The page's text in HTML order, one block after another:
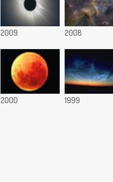
2009 2008
2000 1999